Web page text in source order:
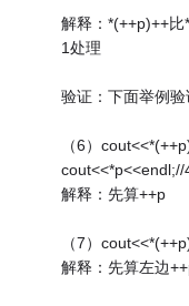
解释：*(++p)++
1处理
验证：下面举例验
（6）
cout<<*p<<endl;//
解释：先算++p
（7）
解释：先算左边